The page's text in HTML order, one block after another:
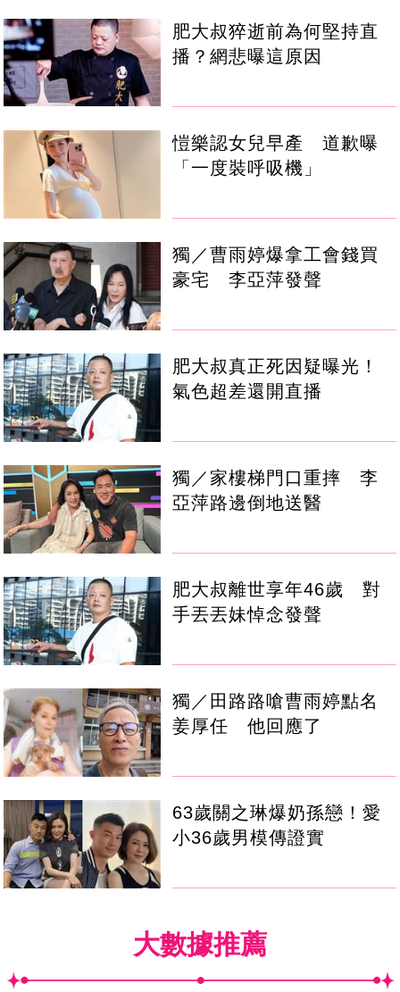
肥大叔猝逝前為何堅持直
播？網悲曝這原因
愷樂認女兒早產 道歉曝
「一度裝呼吸機」
獨／曹雨婷爆拿工會錢買
豪宅 李亞萍發聲
肥大叔真正死因疑曝光！
氣色超差還開直播
獨／家樓梯門口重摔 李
亞萍路邊倒地送醫
肥大叔離世享年46歲 對
手丟丟妹悼念發聲
獨／田路路嗆曹雨婷點名
姜厚任 他回應了
63歲關之琳爆奶孫戀！愛
小36歲男模傳證實
大數據推薦